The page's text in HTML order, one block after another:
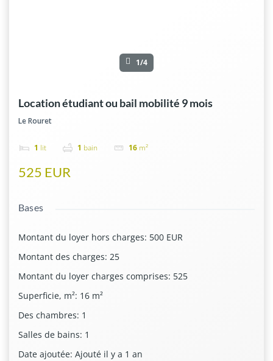
1/4
Location étudiant ou bail mobilité 9 mois
Le Rouret
1 lit 1 bain 16 m²
525 EUR
Bases
Montant du loyer hors charges: 500 EUR
Montant des charges: 25
Montant du loyer charges comprises: 525
Superficie, m²: 16 m²
Des chambres: 1
Salles de bains: 1
Date ajoutée: Ajouté il y a 1 an